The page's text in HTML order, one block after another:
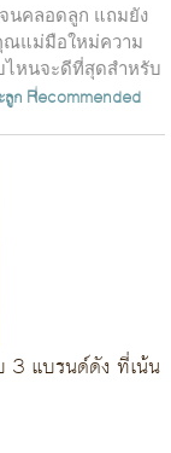
จนคลอดลูก แถมยัง
ณแม่มือใหม่ความ
ไหนจะดีที่สุดสำหรับ
ลูก Recommended
3 แบรนด์ดัง ที่เน้น